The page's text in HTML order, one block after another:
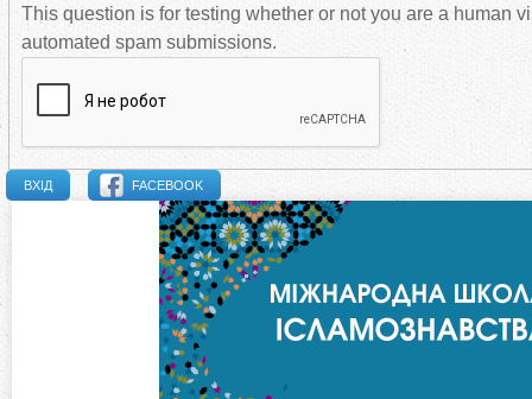
н
в
к
This question is for testing whether or not you are a human
automated spam submissions.
FACEBOOK